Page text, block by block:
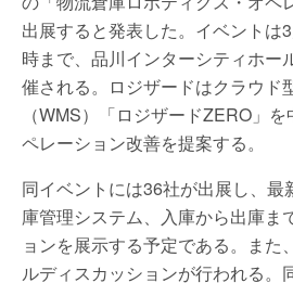
出展すると発表した。イベントは
時まで、品川インターシティホー
催される。ロジザードはクラウド
（WMS）「ロジザードZERO」
ペレーション改善を提案する。
同イベントには36社が出展し、最
庫管理システム、入庫から出庫ま
ョンを展示する予定である。また
ルディスカッションが行われる。